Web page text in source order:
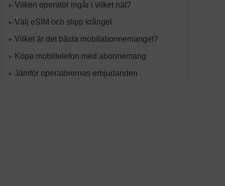
Vilken operatör ingår i vilket nät?
Välj eSIM och slipp krångel
Vilket är det bästa mobilabonnemanget?
Köpa mobiltelefon med abonnemang
Jämför operatörernas erbjudanden